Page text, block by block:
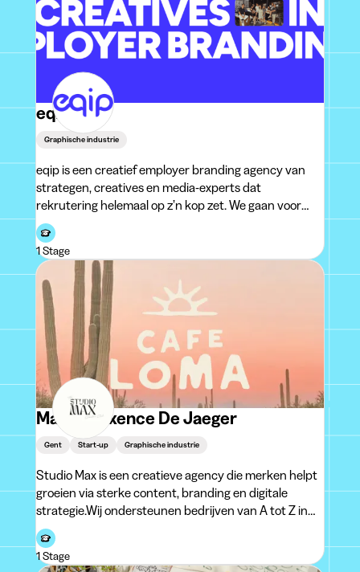
eqip
Graphische industrie
eqip is een creatief employer branding agency van
strategen, creatives en media-experts dat
rekrutering helemaal op z’n kop zet. We gaan voor
rekruteringscommunicatie die blijft plakken bij
collega’s en die kandidaten tri
1 Stage
Marie-Maxence De Jaeger
Gent Start-up Graphische industrie
Studio Max is een creatieve agency die merken helpt
groeien via sterke content, branding en digitale
strategie.Wij ondersteunen bedrijven van A tot Z in
hun visuele en online aanwezigheid: van
merkidentiteit (logo, branding, packaging en standen)
tot social media content zoals posts, Reels
1 Stage